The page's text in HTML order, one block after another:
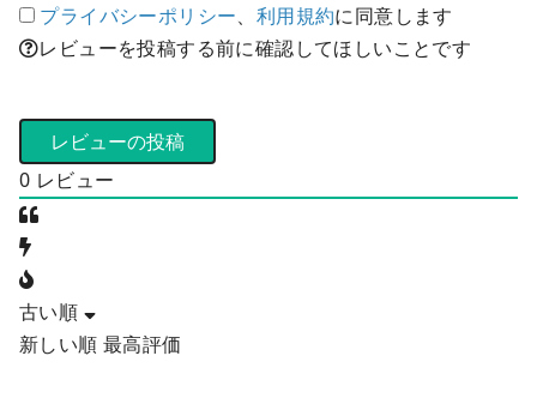
プライバシーポリシー、 利用規約に同意します
レビューを投稿する前に確認してほしいことです
0 レビュー
古い順
新しい順 最高評価